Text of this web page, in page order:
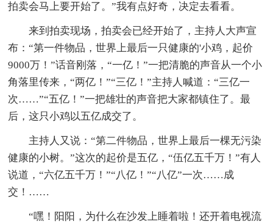
拍卖会马上要开始了。”我有点好奇，决定去看看。
来到拍卖现场，拍卖会已经开始了，主持人大声宣
布：“第一件物品，世界上最后一只健康的'小鸡，起价
9000万！”话音刚落，“一亿！”一把清脆的声音从一个小
角落里传来，“两亿！”“三亿！”主持人喊道：“三亿一
次……”“五亿！”一把雄壮的声音把大家都镇住了。最
后，这只小鸡以五亿成交了。
主持人又说：“第二件物品，世界上最后一棵无污染
健康的小树。”这次的起价是五亿，“伍亿五千万！”有人
说道，“六亿五千万！”“八亿！”“八亿”一次……成
交！……
“嘿！阳阳，为什么在沙发上睡着啦！还开着电视流